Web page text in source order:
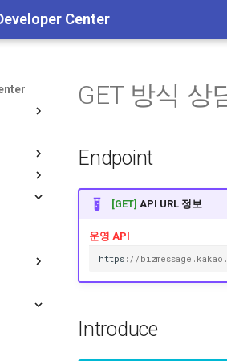
Center
종료 안
여부
인원수
GET 방식 상
Endpoint
[GET] API URL 정보
운영 API
https : //
Introduce